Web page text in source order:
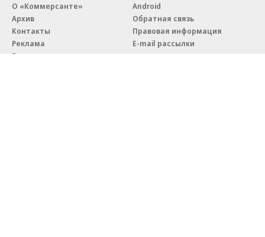
О «Коммерсанте»
Архив
Контакты
Реклама
Вакансии
Android
Обратная связь
Правовая информация
E-mail рассылки